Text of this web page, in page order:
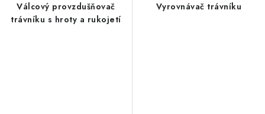
Válcový provzdušňovač
trávníku s hroty a rukojetí
Vyrovnávač trávníku